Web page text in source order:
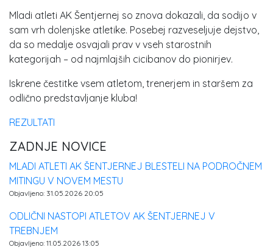
Mladi atleti AK Šentjernej so znova dokazali, da sodijo v
sam vrh dolenjske atletike. Posebej razveseljuje dejstvo,
da so medalje osvajali prav v vseh starostnih
kategorijah – od najmlajših cicibanov do pionirjev.
Iskrene čestitke vsem atletom, trenerjem in staršem za
odlično predstavljanje kluba!
REZULTATI
ZADNJE NOVICE
MLADI ATLETI AK ŠENTJERNEJ BLESTELI NA PODROČNEM
MITINGU V NOVEM MESTU
Objavljeno: 31.05.2026 20:05
ODLIČNI NASTOPI ATLETOV AK ŠENTJERNEJ V
TREBNJEM
Objavljeno: 11.05.2026 13:05